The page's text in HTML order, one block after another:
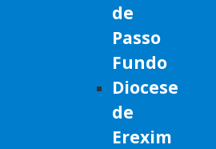
de
Passo
Fundo
Diocese
de
Erexim